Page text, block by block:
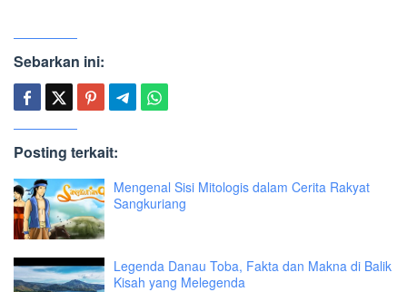
Sebarkan ini:
Posting terkait:
Mengenal Sisi Mitologis dalam Cerita Rakyat
Sangkuriang
Legenda Danau Toba, Fakta dan Makna di Balik
Kisah yang Melegenda